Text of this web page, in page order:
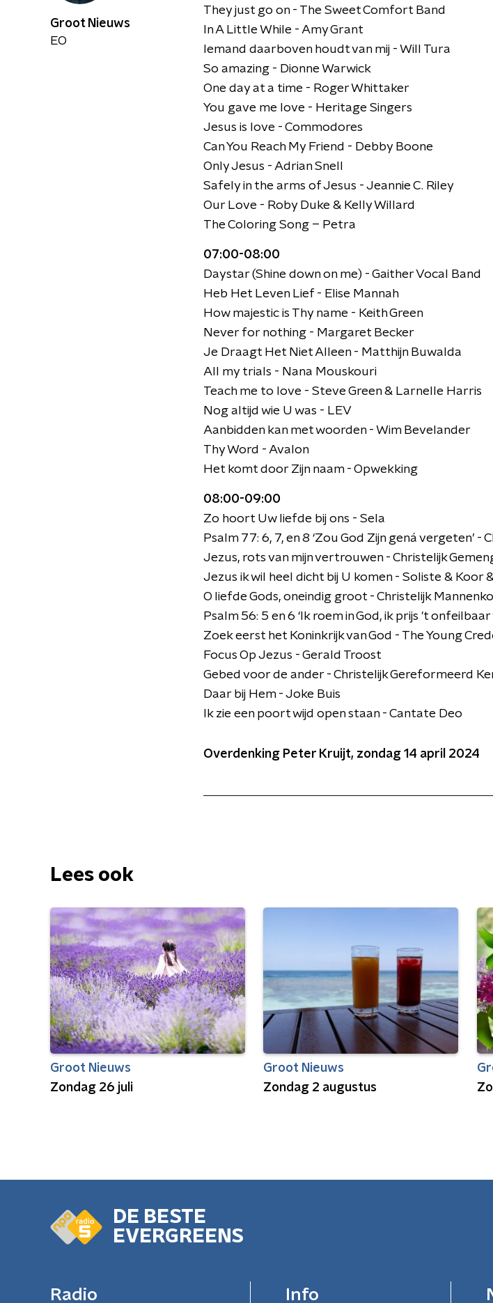
They just go on - The Sweet Comfort Band
In A Little While - Amy Grant
Iemand daarboven houdt van mij - Will Tura
So amazing - Dionne Warwick
One day at a time - Roger Whittaker
You gave me love - Heritage Singers
Jesus is love - Commodores
Can You Reach My Friend - Debby Boone
Only Jesus - Adrian Snell
Safely in the arms of Jesus - Jeannie C. Riley
Our Love - Roby Duke & Kelly Willard
The Coloring Song – Petra
07:00-08:00
Daystar (Shine down on me) - Gaither Vocal Band
Heb Het Leven Lief - Elise Mannah
How majestic is Thy name - Keith Green
Never for nothing - Margaret Becker
Je Draagt Het Niet Alleen - Matthijn Buwalda
All my trials - Nana Mouskouri
Teach me to love - Steve Green & Larnelle Harris
Nog altijd wie U was - LEV
Aanbidden kan met woorden - Wim Bevelander
Thy Word - Avalon
Het komt door Zijn naam - Opwekking
08:00-09:00
Zo hoort Uw liefde bij ons - Sela
Psalm 77: 6, 7, en 8 ‘Zou God Zijn gená vergeten’
Jezus, rots van mijn vertrouwen - Christelijk
Jezus ik wil heel dicht bij U komen - Soliste & Koor
O liefde Gods, oneindig groot - Christelijk
Psalm 56: 5 en 6 ‘Ik roem in God, ik prijs 't
Zoek eerst het Koninkrijk van God - The Young
Focus Op Jezus - Gerald Troost
Gebed voor de ander - Christelijk Gereformeerd
Daar bij Hem - Joke Buis
Ik zie een poort wijd open staan - Cantate Deo
Overdenking Peter Kruijt, zondag 14 april 2024
Groot Nieuws
EO
Lees ook
Groot Nieuws
Zondag 26 juli
Groot Nieuws
Zondag 2 augustus
DE BESTE
EVERGREENS
Radio Info